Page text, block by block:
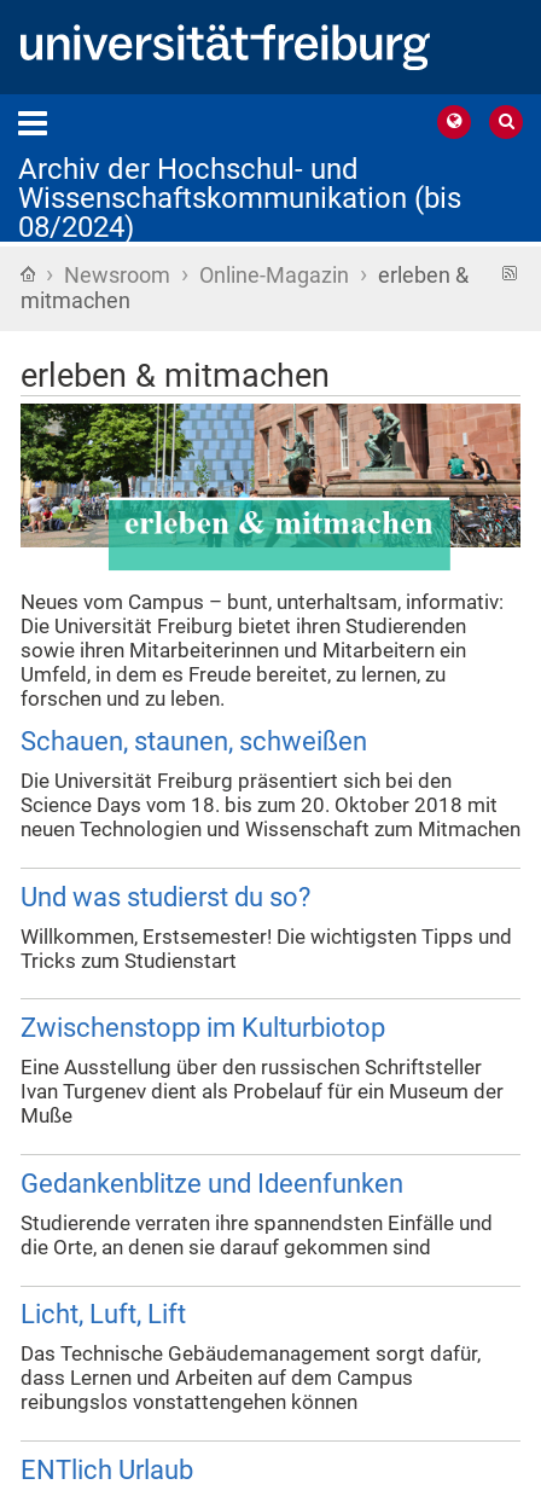
Archiv der Hochschul- und
Wissenschaftskommunikation (bis
08/2024)
Startseite
› Newsroom › Online-Magazin › erleben &
mitmachen
erleben & mitmachen
Neues vom Campus – bunt, unterhaltsam, informativ:
Die Universität Freiburg bietet ihren Studierenden
sowie ihren Mitarbeiterinnen und Mitarbeitern ein
Umfeld, in dem es Freude bereitet, zu lernen, zu
forschen und zu leben.
Schauen, staunen, schweißen
Die Universität Freiburg präsentiert sich bei den
Science Days vom 18. bis zum 20. Oktober 2018 mit
neuen Technologien und Wissenschaft zum Mitmachen
Und was studierst du so?
Willkommen, Erstsemester! Die wichtigsten Tipps und
Tricks zum Studienstart
Zwischenstopp im Kulturbiotop
Eine Ausstellung über den russischen Schriftsteller
Ivan Turgenev dient als Probelauf für ein Museum der
Muße
Gedankenblitze und Ideenfunken
Studierende verraten ihre spannendsten Einfälle und
die Orte, an denen sie darauf gekommen sind
Licht, Luft, Lift
Das Technische Gebäudemanagement sorgt dafür,
dass Lernen und Arbeiten auf dem Campus
reibungslos vonstattengehen können
ENTlich Urlaub